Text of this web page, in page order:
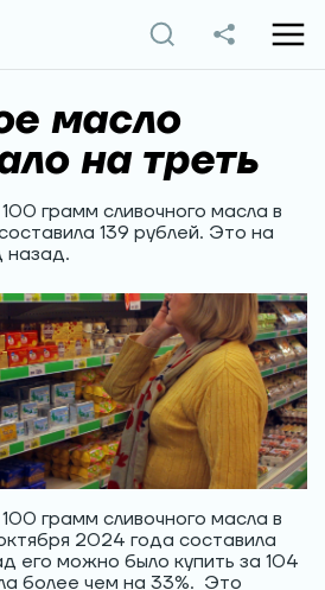
масло
на треть
грамм сливочного масла в
139 рублей. Это на
назад.
грамм сливочного масла в
2024 года составила
его можно было купить за 104
более чем на 33%. Это